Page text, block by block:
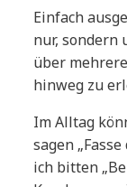
Einfach
nur, sondern
über
hinweg zu
Im Alltag
sagen
ich bitten